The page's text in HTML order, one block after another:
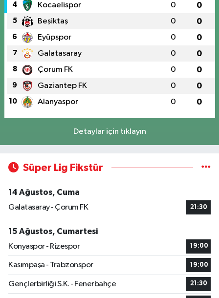
4 Kocaelispor 0 0
5 Beşiktaş 0 0
6 Eyüpspor 0 0
7 Galatasaray 0 0
8 Çorum FK 0 0
9 Gaziantep FK 0 0
10 Alanyaspor 0 0
Detaylar için tıklayın
Süper Lig Fikstür
14 Ağustos, Cuma
Galatasaray - Çorum FK
21:30
15 Ağustos, Cumartesi
Konyaspor - Rizespor
19:00
Kasımpaşa - Trabzonspor 19:00
Gençlerbirliği S.K. - Fenerbahçe 21:30